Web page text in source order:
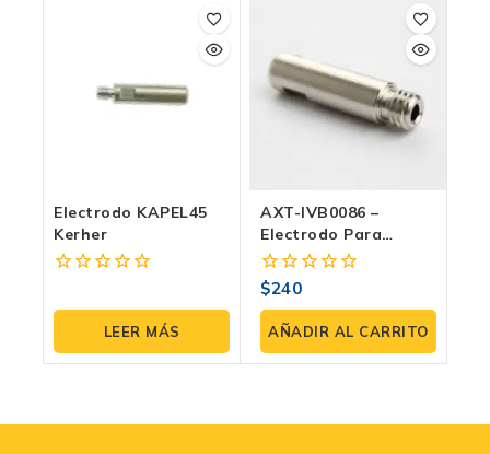
Electrodo KAPEL45
Kerher
fuera
5
LEER MÁS
AXT-IVB0086 –
Electrodo Para
Antorcha IPT40
(paquete 2 Pzas)
0
fuera
de
5
$240
AÑADIR AL CARRITO